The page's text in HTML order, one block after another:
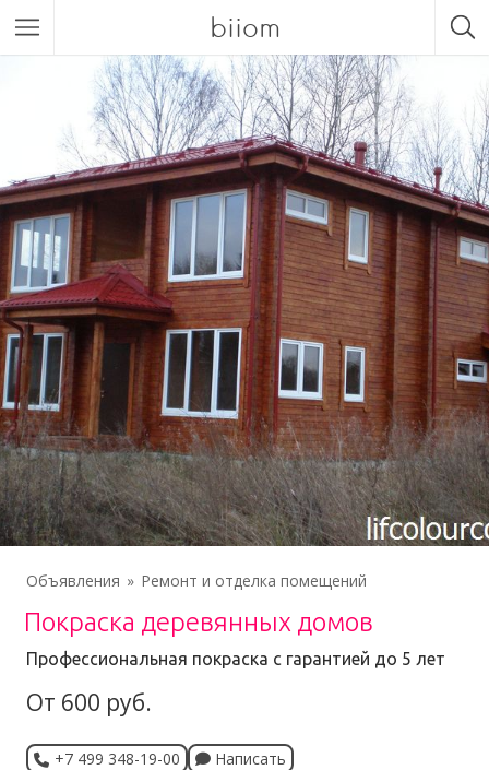
biiom
Объявления Ремонт и отделка помещений
Покраска деревянных домов
Профессиональная покраска с гарантией до 5 лет
От 600 руб.
+7 499 348-19-00 Написать